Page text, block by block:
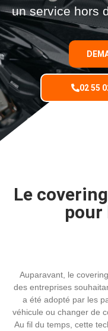
un service hors
02 55
Le
pour
Auparavant, le
des entreprises
a été adopté par les
véhicule ou changer de
Au fil du temps, cette